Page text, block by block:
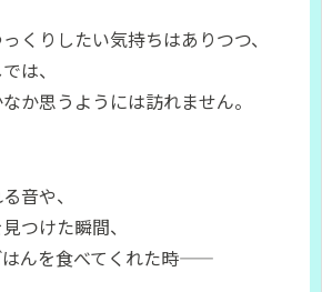
くりしたい気持ちはありつつ、
は、
か思うようには訪れません。
音や、
つけた瞬間、
んを食べてくれた時――